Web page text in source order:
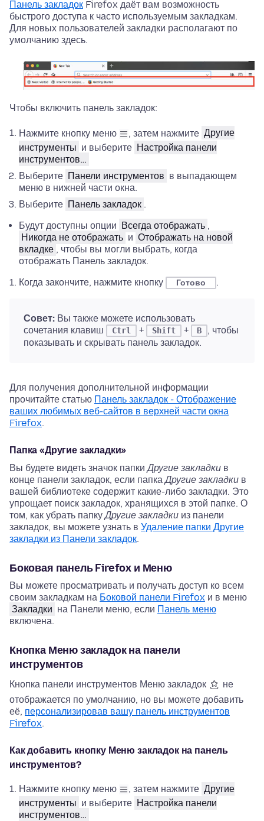
Панель закладок Firefox даёт вам возможность
быстрого доступа к часто используемым закладкам.
Для новых пользователей закладки располагают по
умолчанию здесь.
Чтобы включить панель закладок:
Нажмите кнопку меню , затем нажмите Другие
инструменты и выберите Настройка панели
инструментов…
Выберите Панели инструментов в выпадающем
меню в нижней части окна.
Выберите Панель закладок .
Будут доступны опции Всегда отображать ,
Никогда не отображать и Отображать на новой
вкладке , чтобы вы могли выбрать, когда
отображать Панель закладок.
Когда закончите, нажмите кнопку
Готово .
Совет: Вы также можете использовать
сочетания клавиш
Ctrl + Shift + B
, чтобы
показывать и скрывать панель закладок.
Для получения дополнительной информации
прочитайте статью Панель закладок - Отображение
ваших любимых веб-сайтов в верхней части окна
Firefox.
Папка «Другие закладки»
Вы будете видеть значок папкиДругие закладки в
конце панели закладок, если папкаДругие закладки в
вашей библиотеке содержит какие-либо закладки. Это
упрощает поиск закладок, хранящихся в этой папке. О
том, как убрать папкуДругие закладки из панели
закладок, вы можете узнать в Удаление папки Другие
закладки из Панели закладок.
Боковая панель Firefox и Меню
Вы можете просматривать и получать доступ ко всем
своим закладкам на Боковой панели Firefox и в меню
Закладки на Панели меню, если Панель меню
включена.
Кнопка Меню закладок на панели
инструментов
Кнопка панели инструментов Меню закладок
не
отображается по умолчанию, но вы можете добавить
её, персонализировав вашу панель инструментов
Firefox.
Как добавить кнопку Меню закладок на панель
инструментов?
Нажмите кнопку меню , затем нажмите Другие
инструменты и выберите Настройка панели
инструментов…